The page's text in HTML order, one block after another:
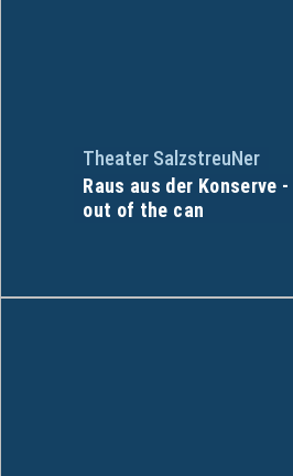
Theater SalzstreuNer
Raus aus der Konserve -
out of the can